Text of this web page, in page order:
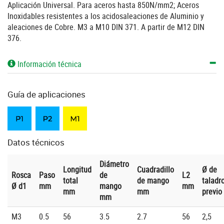
Aplicación Universal. Para aceros hasta 850N/mm2; Aceros
Inoxidables resistentes a los acidosaleaciones de Aluminio y
aleaciones de Cobre. M3 a M10 DIN 371. A partir de M12 DIN
376.
Información técnica
Guía de aplicaciones
Datos técnicos
Rosca
Ø d1
Paso
mm
Longitud
total
mm
Diámetro
de
mango
mm
Cuadradillo
de mango
mm
L2
mm
Ø de
previo
M3 0.5 56 3.5 2.7 56
2,5